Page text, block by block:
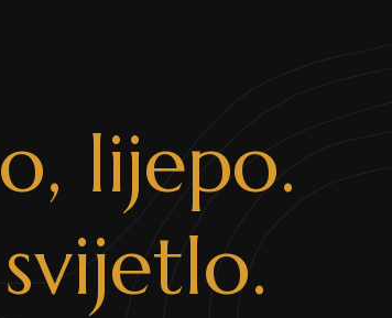
o, lijepo.
svijetlo.